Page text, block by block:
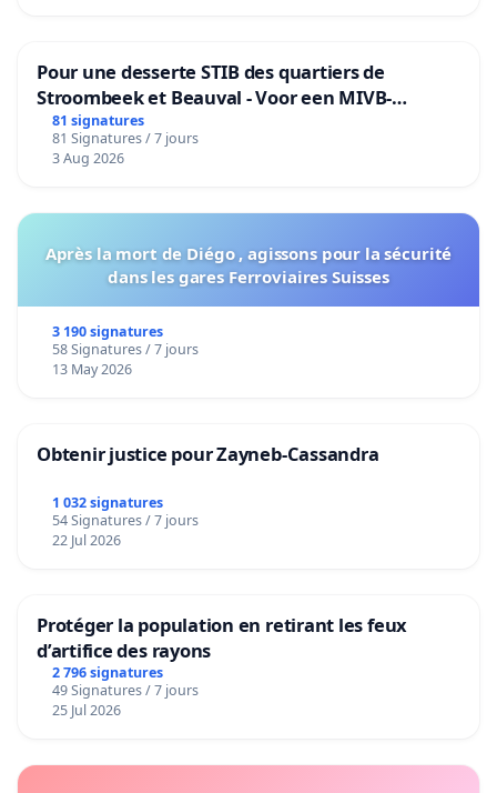
Pour une desserte STIB des quartiers de
Stroombeek et Beauval - Voor een MIVB-
bediening van de wijken Strombeek en Het
Voor
81 signatures
81 Signatures / 7 jours
3 Aug 2026
Après la mort de Diégo , agissons pour la sécurité
dans les gares Ferroviaires Suisses
3 190 signatures
58 Signatures / 7 jours
13 May 2026
Obtenir justice pour Zayneb-Cassandra
1 032 signatures
54 Signatures / 7 jours
22 Jul 2026
Protéger la population en retirant les feux
d’artifice des rayons
2 796 signatures
49 Signatures / 7 jours
25 Jul 2026